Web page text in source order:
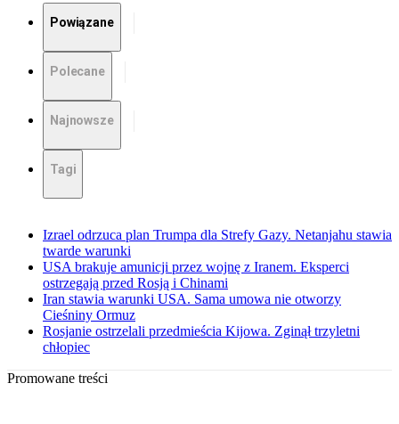
Powiązane
Polecane
Najnowsze
Tagi
Izrael odrzuca plan Trumpa dla Strefy Gazy. Netanjahu stawia
twarde warunki
USA brakuje amunicji przez wojnę z Iranem. Eksperci
ostrzegają przed Rosją i Chinami
Iran stawia warunki USA. Sama umowa nie otworzy
Cieśniny Ormuz
Rosjanie ostrzelali przedmieścia Kijowa. Zginął trzyletni
chłopiec
Promowane treści